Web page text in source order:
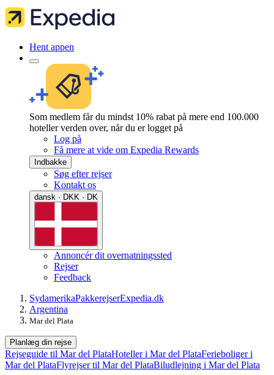
Hent appen
Som medlem får du mindst 10% rabat på mere end 100.000
hoteller verden over, når du er logget på
Log på
Få mere at vide om Expedia Rewards
Indbakke
Søg efter rejser
Kontakt os
dansk · DKK · DK
Annoncér dit overnatningssted
Rejser
Feedback
SydamerikaPakkerejserExpedia.dk
Argentina
Mar del Plata
Planlæg din rejse
Rejseguide til Mar del PlataHoteller i Mar del PlataFerieboliger i
Mar del PlataFlyrejser til Mar del PlataBiludlejning i Mar del Plata